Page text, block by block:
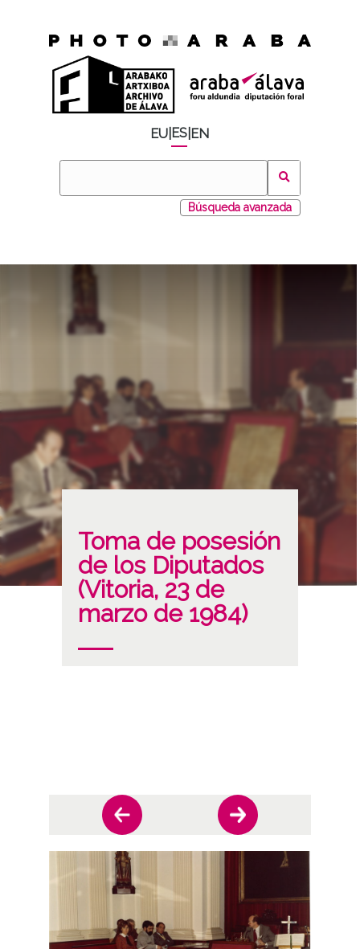
EU ES EN
Búsqueda avanzada
Toma de posesión
de los Diputados
(Vitoria, 23 de
marzo de 1984)